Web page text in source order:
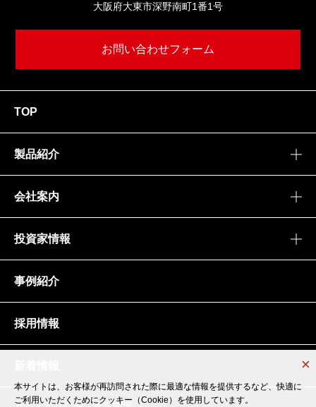
本サイトは、お客様が再訪問された際に最適な情報を提供するなど、快適に
ご利用いただくためにクッキー（Cookie）を使用しています。
本サイトは、お客様が再訪問された際に最適な情報を提供するなど、快適に
ご利用いただくためにクッキー（Cookie）を使用しています。
大阪府大東市深野南町1番1号
お問い合わせフォーム
TOP
製品紹介
会社案内
投資家情報
事例紹介
採用情報